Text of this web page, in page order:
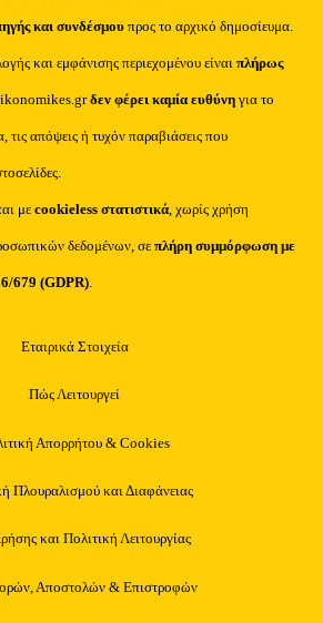
και συνδέσμουπρος το αρχικό δημοσίευμα.
και εμφάνισης περιεχομένου είναιπλήρως
δεν φέρει καμία ευθύνη για το
τις απόψεις ή τυχόν παραβιάσεις που
μεcookieless στατιστικά, χωρίς χρήση
δεδομένων, σεπλήρη συμμόρφωση με
679 (GDPR).
Εταιρικά Στοιχεία
Πώς Λειτουργεί
Απορρήτου & Cookies
Πλουραλισμού και Διαφάνειας
και Πολιτική Λειτουργίας
Αποστολών & Επιστροφών